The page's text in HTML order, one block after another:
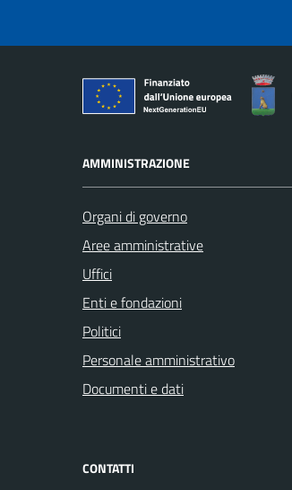
AMMINISTRAZIONE
Organi di governo
Aree amministrative
Uffici
Enti e fondazioni
Politici
Personale amministrativo
Documenti e dati
CONTATTI